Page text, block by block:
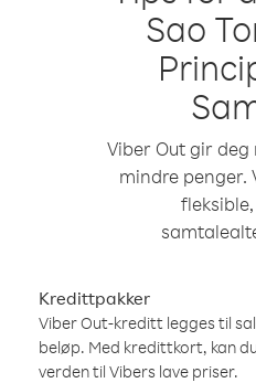
Sao
Viber Out gir
mindre penger.
Kredittpakker
Viber Out-kreditt legges til
beløp. Med kredittkort, kan
verden til Vibers lave priser.